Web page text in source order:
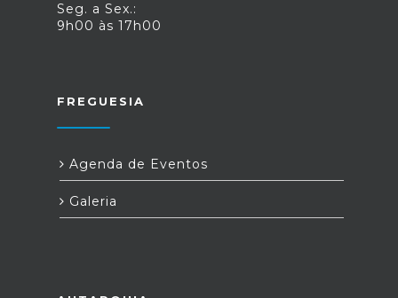
Seg. a Sex.:
9h00 às 17h00
FREGUESIA
Agenda de Eventos
Galeria